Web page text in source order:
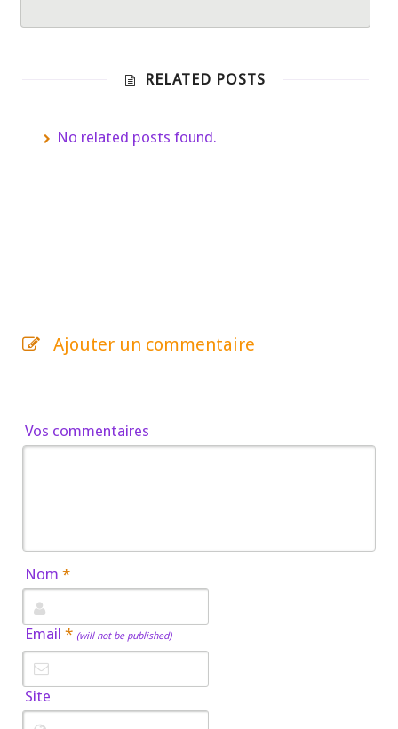
RELATED POSTS
No related posts found.
Ajouter un commentaire
Vos commentaires
Nom*
Email* (will not be published)
Site